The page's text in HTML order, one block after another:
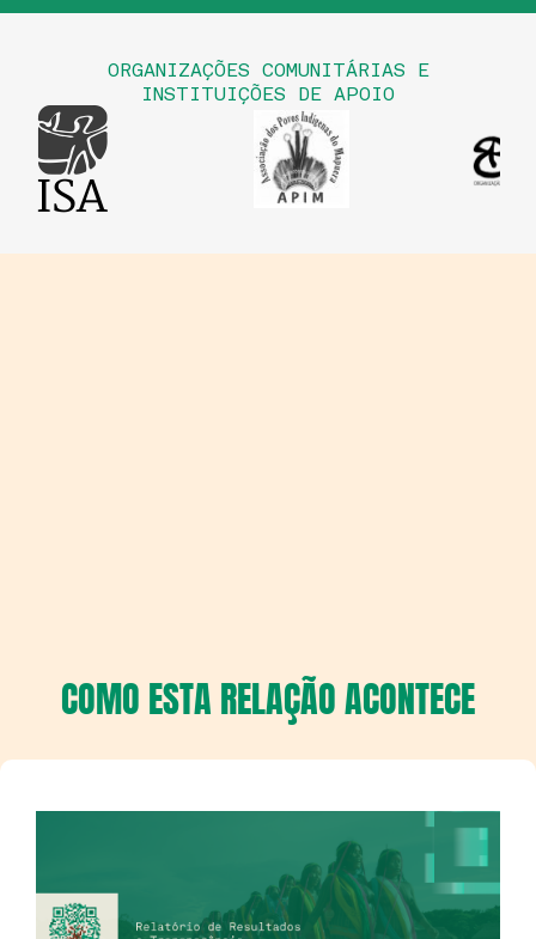
ORGANIZAÇÕES COMUNITÁRIAS E
INSTITUIÇÕES DE APOIO
COMO ESTA RELAÇÃO ACONTECE